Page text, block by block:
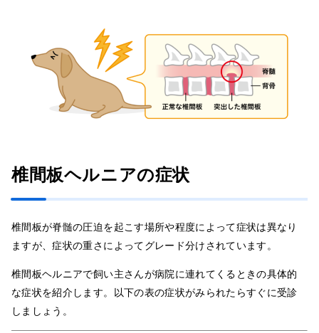
椎間板ヘルニアの症状
椎間板が脊髄の圧迫を起こす場所や程度によって症状は異なり
ますが、症状の重さによってグレード分けされています。
椎間板ヘルニアで飼い主さんが病院に連れてくるときの具体的
な症状を紹介します。以下の表の症状がみられたらすぐに受診
しましょう。